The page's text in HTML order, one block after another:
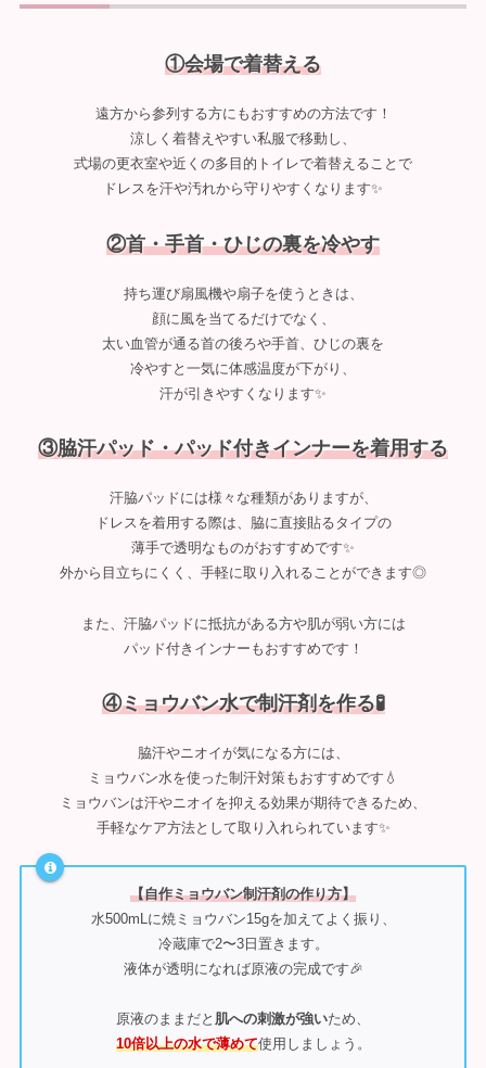
①会場で着替える
遠方から参列する方にもおすすめの方法です！
涼しく着替えやすい私服で移動し、
式場の更衣室や近くの多目的トイレで着替えることで
ドレスを汗や汚れから守りやすくなります✨
②首・手首・ひじの裏を冷やす
持ち運び扇風機や扇子を使うときは、
顔に風を当てるだけでなく、
太い血管が通る首の後ろや手首、ひじの裏を
冷やすと一気に体感温度が下がり、
汗が引きやすくなります✨
③脇汗パッド・パッド付きインナーを着用する
汗脇パッドには様々な種類がありますが、
ドレスを着用する際は、脇に直接貼るタイプの
薄手で透明なものがおすすめです✨
外から目立ちにくく、手軽に取り入れることができます◎
また、汗脇パッドに抵抗がある方や肌が弱い方には
パッド付きインナーもおすすめです！
④ミョウバン水で制汗剤を作る🧪
脇汗やニオイが気になる方には、
ミョウバン水を使った制汗対策もおすすめです💧
ミョウバンは汗やニオイを抑える効果が期待できるため、
手軽なケア方法として取り入れられています✨
【自作ミョウバン制汗剤の作り方】
水500mLに焼ミョウバン15gを加えてよく振り、
冷蔵庫で2〜3日置きます。
液体が透明になれば原液の完成です🎉
原液のままだと 肌への刺激が強いため、
10倍以上の水で薄めて使用しましょう。